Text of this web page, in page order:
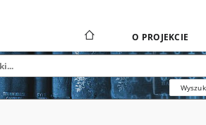
O PROJEKCIE